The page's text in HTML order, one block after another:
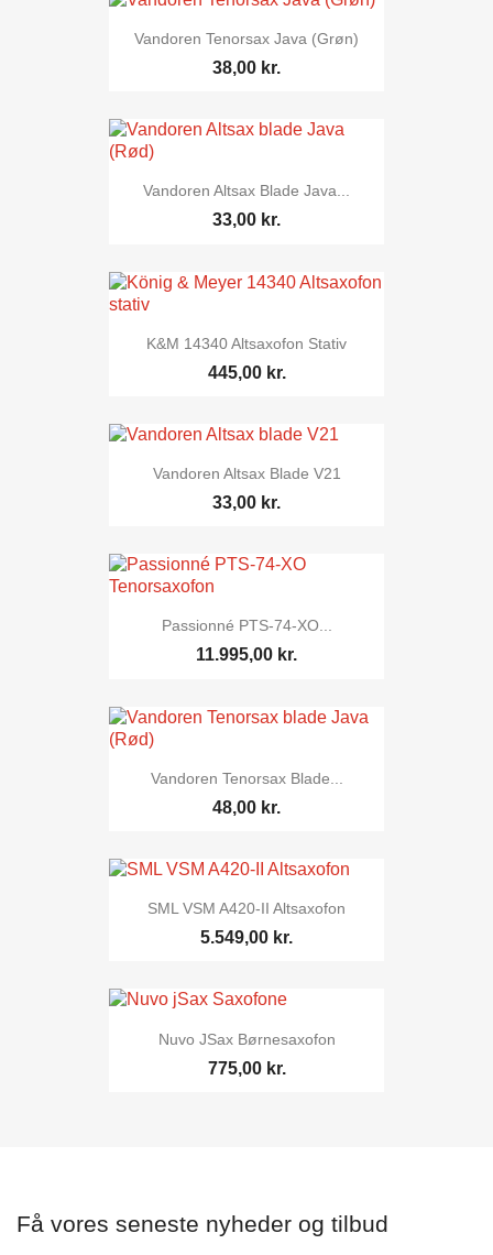
Vandoren Tenorsax Java (Grøn)
38,00 kr.
Vandoren Altsax Blade Java...
33,00 kr.
K&M 14340 Altsaxofon Stativ
445,00 kr.
Vandoren Altsax Blade V21
33,00 kr.
Passionné PTS-74-XO...
11.995,00 kr.
Vandoren Tenorsax Blade...
48,00 kr.
SML VSM A420-II Altsaxofon
5.549,00 kr.
Nuvo JSax Børnesaxofon
775,00 kr.
Få vores seneste nyheder og tilbud